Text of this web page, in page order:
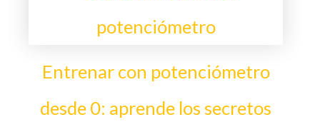
Entrenar con potenciómetro
desde 0: aprende los secretos